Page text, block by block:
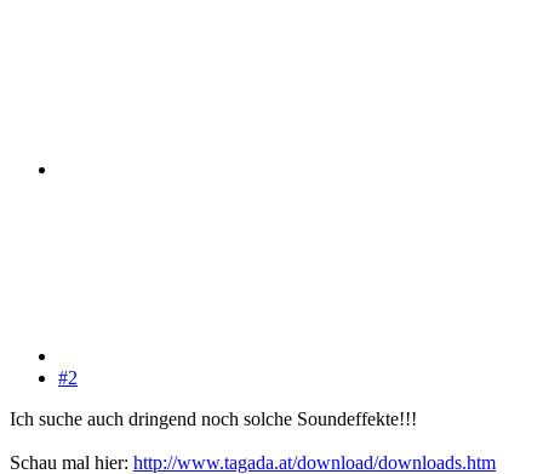
#2
Ich suche auch dringend noch solche Soundeffekte!!!
Schau mal hier: http://www.tagada.at/download/downloads.htm